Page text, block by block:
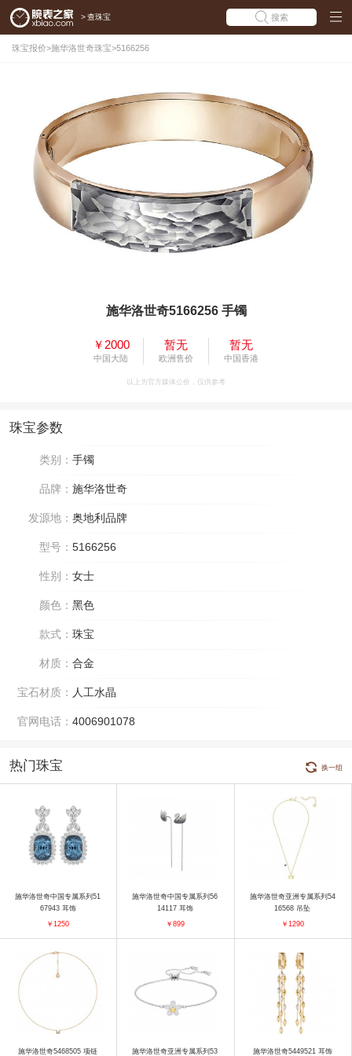
> 查珠宝 搜索
珠宝报价>施华洛世奇珠宝>5166256
施华洛世奇5166256 手镯
￥2000
中国大陆
暂无
欧洲售价
暂无
中国香港
以上为官方媒体公价，仅供参考
珠宝参数
类别： 手镯
品牌： 施华洛世奇
发源地： 奥地利品牌
型号： 5166256
性别： 女士
颜色： 黑色
款式： 珠宝
材质： 合金
宝石材质： 人工水晶
官网电话： 4006901078
热门珠宝 换一组
施华洛世奇中国专属系列51
67943 耳饰
￥1250
施华洛世奇中国专属系列56
14117 耳饰
￥899
施华洛世奇亚洲专属系列54
16568 吊坠
￥1290
施华洛世奇5468505 项链 施华洛世奇亚洲专属系列53 施华洛世奇5449521 耳饰